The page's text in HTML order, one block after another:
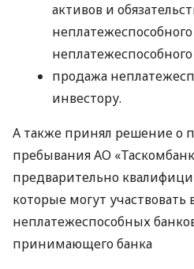
активов и
неплатежеспособного
продажа
инвестору.
А также принял решение о
пребывания АО
предварительно
которые могут участвовать
неплатежеспособных
принимающего банка